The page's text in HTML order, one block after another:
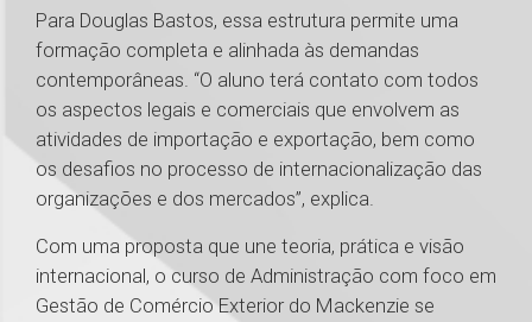
Para Douglas Bastos, essa estrutura permite uma
formação completa e alinhada às demandas
contemporâneas. “O aluno terá contato com todos
os aspectos legais e comerciais que envolvem as
atividades de importação e exportação, bem como
os desafios no processo de internacionalização das
organizações e dos mercados”, explica.
Com uma proposta que une teoria, prática e visão
internacional, o curso de Administração com foco em
Gestão de Comércio Exterior do Mackenzie se